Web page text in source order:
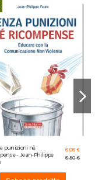
punizioni nè
- Jean-Philippe
8,08 €
8,50 €